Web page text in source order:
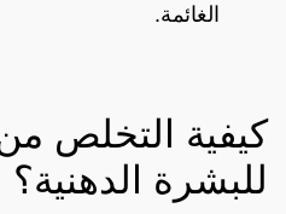
الغائمة.
كيفية التخلص
للبشرة الدهنية؟